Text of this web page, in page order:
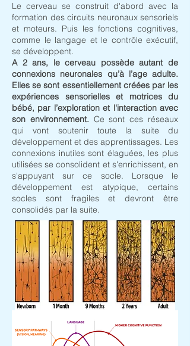
Le cerveau se construit d'abord avec la
formation des circuits neuronaux sensoriels
et moteurs. Puis les fonctions cognitives,
comme le langage et le contrôle exécutif,
se développent.
A 2 ans, le cerveau possède autant de
connexions neuronales qu’à l’age adulte.
Elles se sont essentiellement créées par les
expériences sensorielles et motrices du
bébé, par l’exploration et l'interaction avec
son environnement. Ce sont ces réseaux
qui vont soutenir toute la suite du
développement et des apprentissages. Les
connexions inutiles sont élaguées, les plus
utilisées se consolident et s'enrichissent, en
s'appuyant sur ce socle. Lorsque le
développement est atypique, certains
socles sont fragiles et devront être
consolidés par la suite.